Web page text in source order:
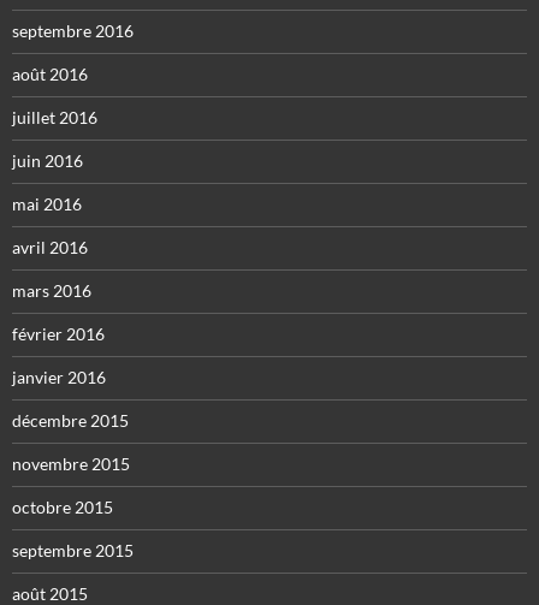
septembre 2016
août 2016
juillet 2016
juin 2016
mai 2016
avril 2016
mars 2016
février 2016
janvier 2016
décembre 2015
novembre 2015
octobre 2015
septembre 2015
août 2015